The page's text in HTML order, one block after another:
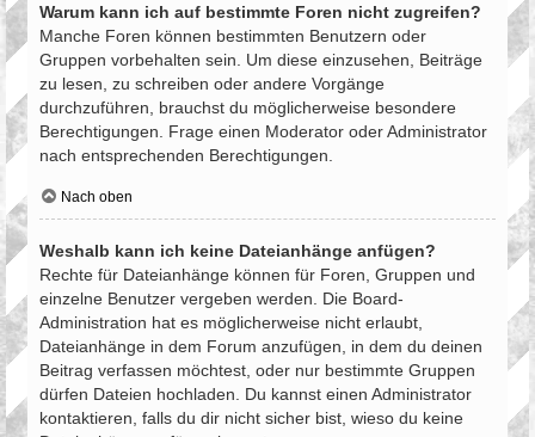
Warum kann ich auf bestimmte Foren nicht zugreifen?
Manche Foren können bestimmten Benutzern oder
Gruppen vorbehalten sein. Um diese einzusehen, Beiträge
zu lesen, zu schreiben oder andere Vorgänge
durchzuführen, brauchst du möglicherweise besondere
Berechtigungen. Frage einen Moderator oder Administrator
nach entsprechenden Berechtigungen.
Nach oben
Weshalb kann ich keine Dateianhänge anfügen?
Rechte für Dateianhänge können für Foren, Gruppen und
einzelne Benutzer vergeben werden. Die Board-
Administration hat es möglicherweise nicht erlaubt,
Dateianhänge in dem Forum anzufügen, in dem du deinen
Beitrag verfassen möchtest, oder nur bestimmte Gruppen
dürfen Dateien hochladen. Du kannst einen Administrator
kontaktieren, falls du dir nicht sicher bist, wieso du keine